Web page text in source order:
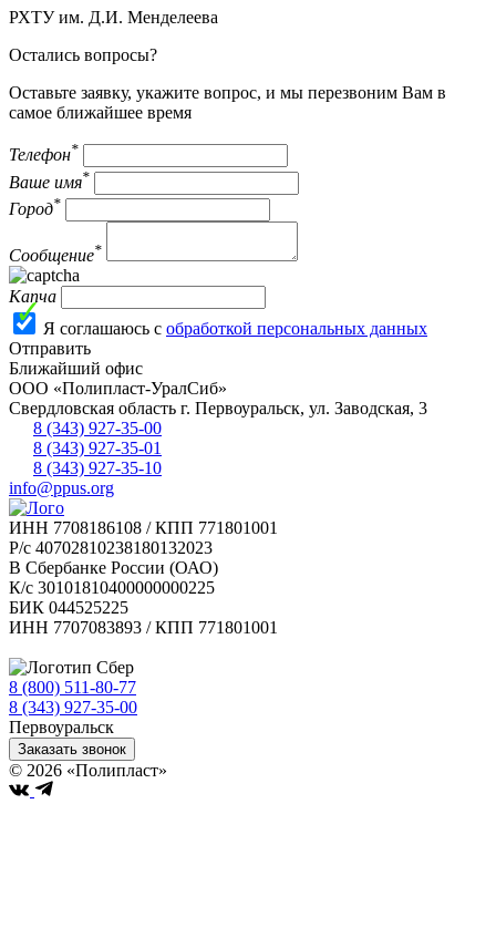
РХТУ им. Д.И. Менделеева
Остались вопросы?
Оставьте заявку, укажите вопрос, и мы перезвоним Вам в
самое ближайшее время
Телефон*
Ваше имя*
Город*
Сообщение*
Капча
Я соглашаюсь с обработкой персональных данных
Отправить
Ближайший офис
ООО «Полипласт-УралСиб»
Свердловская область г. Первоуральск, ул. Заводская, 3
8 (343) 927-35-00
8 (343) 927-35-01
8 (343) 927-35-10
info@ppus.org
ИНН 7708186108 / КПП 771801001
Р/с 40702810238180132023
В Сбербанке России (ОАО)
К/с 30101810400000000225
БИК 044525225
ИНН 7707083893 / КПП 771801001
8 (800) 511-80-77
8 (343) 927-35-00
Первоуральск
Заказать звонок
© 2026 «Полипласт»